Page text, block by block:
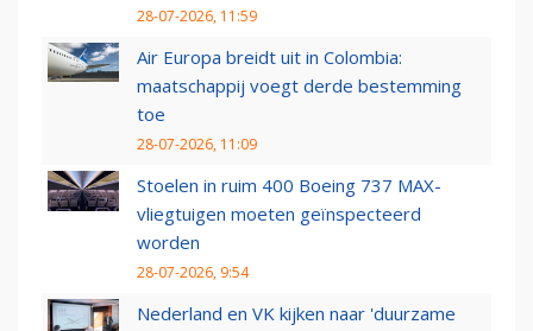
28-07-2026, 11:59
Air Europa breidt uit in Colombia:
maatschappij voegt derde bestemming
toe
28-07-2026, 11:09
Stoelen in ruim 400 Boeing 737 MAX-
vliegtuigen moeten geïnspecteerd
worden
28-07-2026, 9:54
Nederland en VK kijken naar 'duurzame